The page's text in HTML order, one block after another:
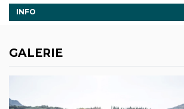
INFO
GALERIE